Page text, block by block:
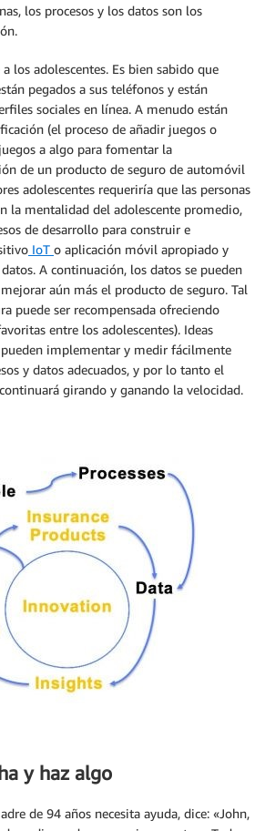
los procesos y los datos son los
los adolescentes. Es bien sabido que
pegados a sus teléfonos y están
sociales en línea. A menudo están
(el proceso de añadir juegos o
a algo para fomentar la
de un producto de seguro de automóvil
adolescentes requeriría que las personas
la mentalidad del adolescente promedio,
de desarrollo para construir e
IoT o aplicación móvil apropiado y
A continuación, los datos se pueden
aún más el producto de seguro. Tal
puede ser recompensada ofreciendo
entre los adolescentes). Ideas
implementar y medir fácilmente
y datos adecuados, y por lo tanto el
girando y ganando la velocidad.
y haz algo
de 94 años necesita ayuda, dice: «John,